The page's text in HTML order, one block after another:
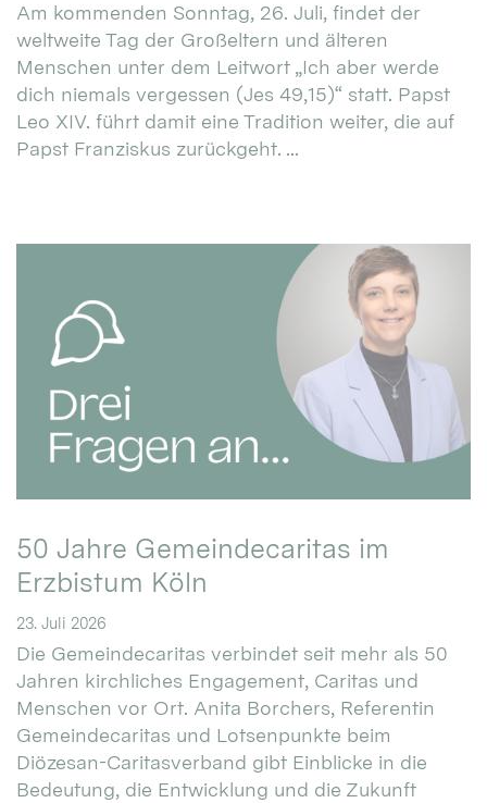
Am kommenden Sonntag, 26. Juli, findet der
weltweite Tag der Großeltern und älteren
Menschen unter dem Leitwort „Ich aber werde
dich niemals vergessen (Jes 49,15)“ statt. Papst
Leo XIV. führt damit eine Tradition weiter, die auf
Papst Franziskus zurückgeht. ...
50 Jahre Gemeindecaritas im
Erzbistum Köln
23. Juli 2026
Die Gemeindecaritas verbindet seit mehr als 50
Jahren kirchliches Engagement, Caritas und
Menschen vor Ort. Anita Borchers, Referentin
Gemeindecaritas und Lotsenpunkte beim
Diözesan-Caritasverband gibt Einblicke in die
Bedeutung, die Entwicklung und die Zukunft